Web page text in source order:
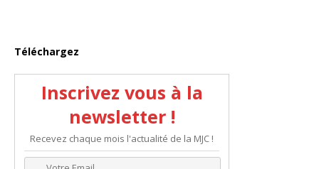
Téléchargez
Inscrivez vous à la
newsletter !
Recevez chaque mois l'actualité de la MJC !